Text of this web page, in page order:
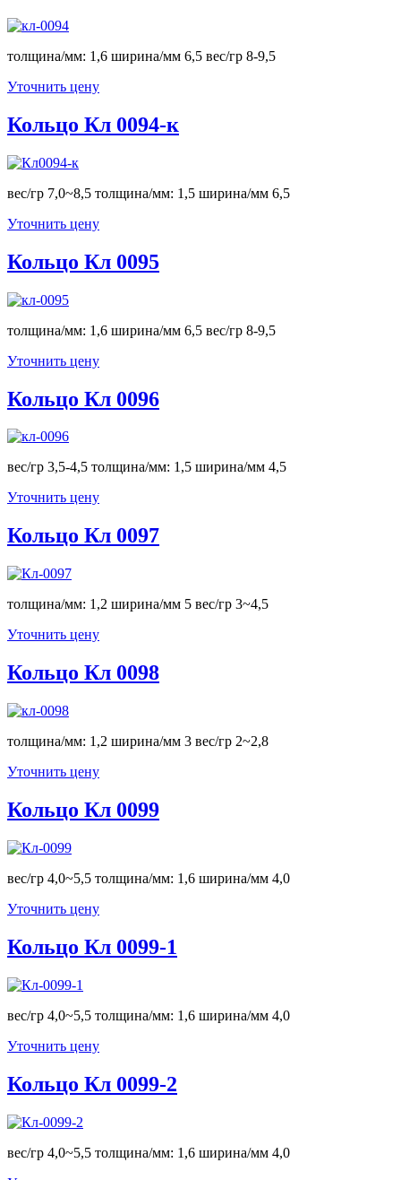
толщина/мм: 1,6 ширина/мм 6,5 вес/гр 8-9,5
Уточнить цену
Кольцо Кл 0094-к
вес/гр 7,0~8,5 толщина/мм: 1,5 ширина/мм 6,5
Уточнить цену
Кольцо Кл 0095
толщина/мм: 1,6 ширина/мм 6,5 вес/гр 8-9,5
Уточнить цену
Кольцо Кл 0096
вес/гр 3,5-4,5 толщина/мм: 1,5 ширина/мм 4,5
Уточнить цену
Кольцо Кл 0097
толщина/мм: 1,2 ширина/мм 5 вес/гр 3~4,5
Уточнить цену
Кольцо Кл 0098
толщина/мм: 1,2 ширина/мм 3 вес/гр 2~2,8
Уточнить цену
Кольцо Кл 0099
вес/гр 4,0~5,5 толщина/мм: 1,6 ширина/мм 4,0
Уточнить цену
Кольцо Кл 0099-1
вес/гр 4,0~5,5 толщина/мм: 1,6 ширина/мм 4,0
Уточнить цену
Кольцо Кл 0099-2
вес/гр 4,0~5,5 толщина/мм: 1,6 ширина/мм 4,0